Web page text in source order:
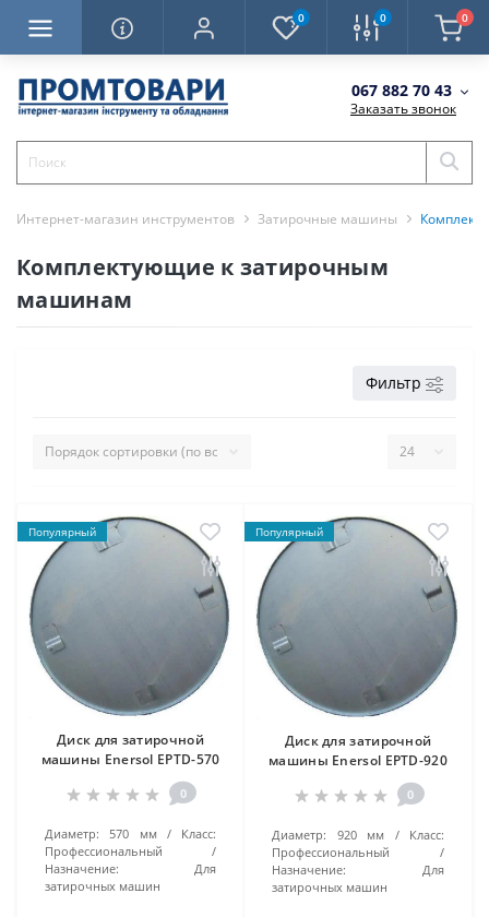
0 0 0
067 882 70 43
Заказать звонок
Интернет-магазин инструментов Затирочные машины
Комплектующие к затирочным
машинам
Фильтр
Популярный
Диск для затирочной
машины Enersol EPTD-570
0
Диаметр: 570 мм
Класс:
Профессиональный
Назначение:
Для
затирочных машин
Популярный
Диск для затирочной
машины Enersol EPTD-920
0
Диаметр: 920 мм
Класс:
Профессиональный
Назначение:
Для
затирочных машин